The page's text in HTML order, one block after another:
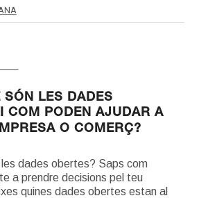
SÓN LES DADES
COM PODEN AJUDAR A
O COMERÇ?
dades obertes? Saps com
a prendre decisions pel teu
quines dades obertes estan al